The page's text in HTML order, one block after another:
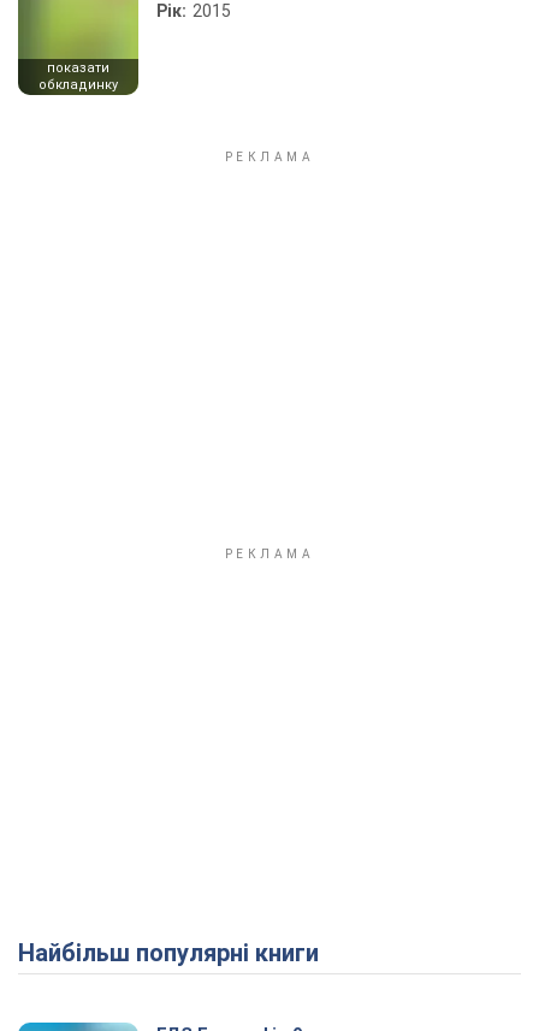
показати
обкладинку
Рік: 2015
Найбільш популярні книги